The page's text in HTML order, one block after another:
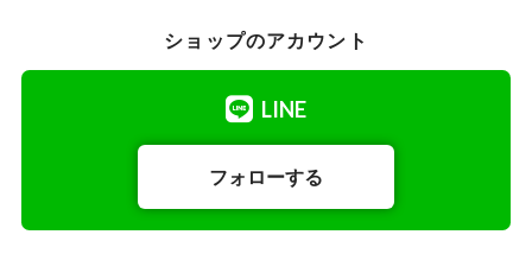
チェロ用小物
ショップのアカウント
LINE
フォローする